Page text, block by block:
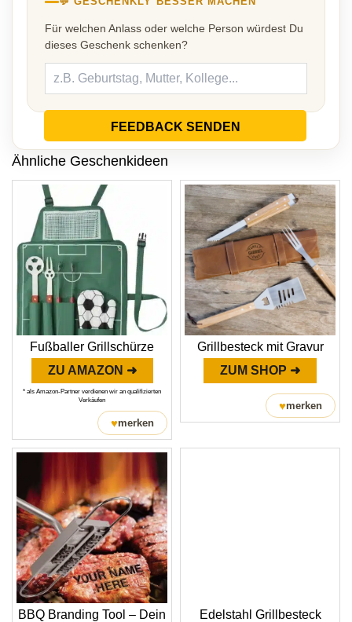
Für welchen Anlass oder welche Person würdest Du
dieses Geschenk schenken?
FEEDBACK SENDEN
Ähnliche Geschenkideen
Fußballer Grillschürze
ZU AMAZON ➜
* als Amazon-Partner verdienen wir an qualifizierten
Verkäufen
♥merken
Grillbesteck mit Gravur
ZUM SHOP ➜
♥merken
BBQ Branding Tool – Dein
Edelstahl Grillbesteck